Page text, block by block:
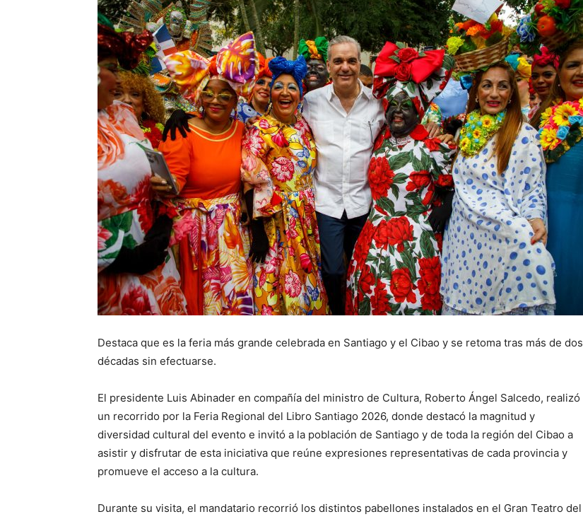
Destaca que es la feria más grande celebrada en Santiago y el Cibao y se retoma tras más de dos
décadas sin efectuarse.
El presidente Luis Abinader en compañía del ministro de Cultura, Roberto Ángel Salcedo, realizó
un recorrido por la Feria Regional del Libro Santiago 2026, donde destacó la magnitud y
diversidad cultural del evento e invitó a la población de Santiago y de toda la región del Cibao a
asistir y disfrutar de esta iniciativa que reúne expresiones representativas de cada provincia y
promueve el acceso a la cultura.
Durante su visita, el mandatario recorrió los distintos pabellones instalados en el Gran Teatro del